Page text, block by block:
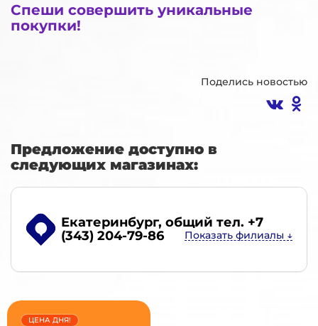
Спеши совершить уникальные
покупки!
Поделись новостью
Предложение доступно в
следующих магазинах:
Екатеринбург, общий тел. +7
(343) 204-79-86
ЦЕНА ДНЯ!